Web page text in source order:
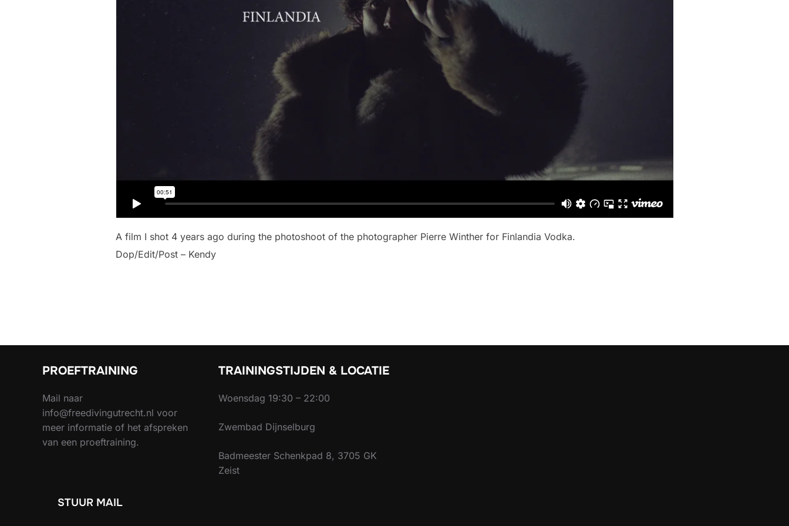
A film I shot 4 years ago during the photoshoot of the photographer Pierre Winther for Finlandia Vodka.
Dop/Edit/Post – Kendy
PROEFTRAINING
Mail naar
info@freedivingutrecht.nl voor
meer informatie of het afspreken
van een proeftraining.
STUUR MAIL
TRAININGSTIJDEN & LOCATIE
Woensdag 19:30 – 22:00
Zwembad Dijnselburg
Badmeester Schenkpad 8, 3705 GK
Zeist